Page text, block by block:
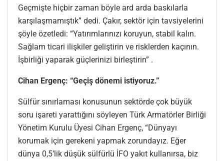
Geçmişte hiçbir zaman böyle ard arda baskılarla
karşılaşmamıştık” dedi. Çakır, sektör için tavsiyelerini
şöyle özetledi: “Yatırımlarınızı koruyun, stabil kalın.
Sağlam ticari ilişkiler geliştirin ve risklerden kaçının.
İşbirliği yaparak güçlerinizi birleştirin” .
Cihan Ergenç: “Geçiş dönemi istiyoruz.”
Sülfür sınırlaması konusunun sektörde çok büyük
soru işareti yarattığını söyleyen Türk Armatörler Birliği
Yönetim Kurulu Üyesi Cihan Ergenç, “Dünyayı
korumak için gerekeni yapmak zorundayız. Eğer
dünya 0,5’lik düşük sülfürlü İFO yakıt kullanırsa, biz